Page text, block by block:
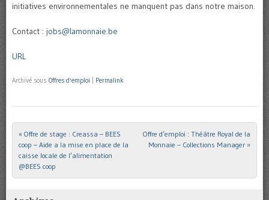
initiatives environnementales ne manquent pas dans notre maison.
Contact : jobs@lamonnaie.be
URL
Archivé sous Offres d'emploi Permalink
Post navigation
« Offre de stage : Creassa – BEES
coop – Aide a la mise en place de la
caisse locale de l’alimentation
@BEES coop
Offre d’emploi : Théâtre Royal de la
Monnaie – Collections Manager »